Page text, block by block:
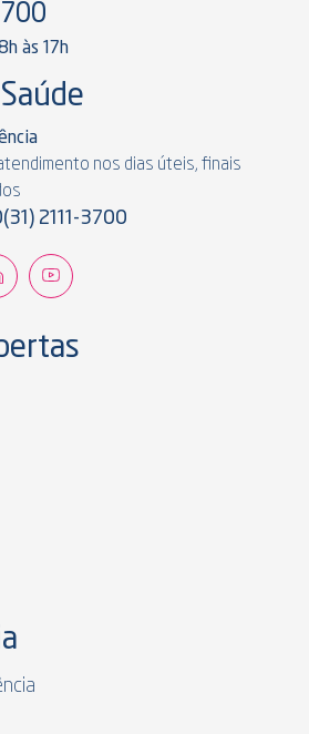
às 17h
nos dias úteis, finais
(31) 2111-3700